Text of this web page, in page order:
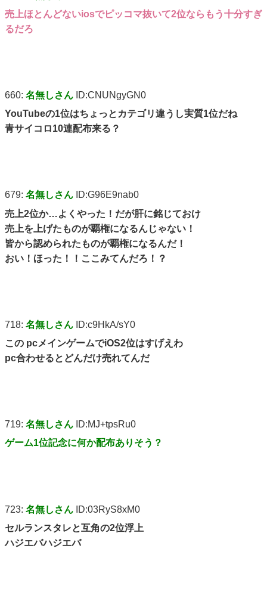
売上ほとんどないiosでピッコマ抜いて2位ならもう十分すぎ
るだろ
660: 名無しさん ID:CNUNgyGN0
YouTubeの1位はちょっとカテゴリ違うし実質1位だね
青サイコロ10連配布来る？
679: 名無しさん ID:G96E9nab0
売上2位か…よくやった！だが肝に銘じておけ
売上を上げたものが覇権になるんじゃない！
皆から認められたものが覇権になるんだ！
おい！ほった！！ここみてんだろ！？
718: 名無しさん ID:c9HkA/sY0
この pcメインゲームでiOS2位はすげえわ
pc合わせるとどんだけ売れてんだ
719: 名無しさん ID:MJ+tpsRu0
ゲーム1位記念に何か配布ありそう？
723: 名無しさん ID:03RyS8xM0
セルランスタレと互角の2位浮上
ハジエバハジエバ